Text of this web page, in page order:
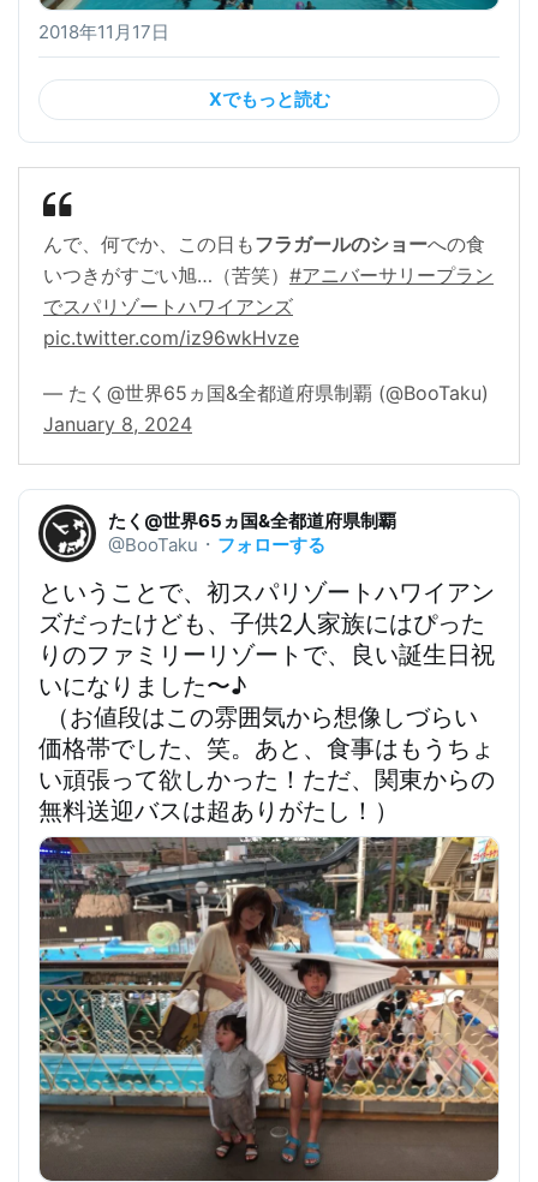
2018年11月17日
Xでもっと読む
んで、何でか、この日もフラガールのショーへの食
いつきがすごい旭…（苦笑） #アニバーサリープラン
でスパリゾートハワイアンズ
pic.twitter.com/iz96wkHvze
— たく@世界65ヵ国&全都道府県制覇 (@BooTaku)
January 8, 2024
たく@世界65ヵ国&全都道府県制覇
@BooTaku ・ フォローする
ということで、 初スパリゾートハワイアン
ズだったけども、子供2人家族にはぴった
りのファミリーリゾートで、良い誕生日祝
いになりました〜♪
（ お値段はこの雰囲気から想像しづらい
価格帯でした、笑。あと、食事はもうちょ
い頑張って欲しかった！ただ、 関東からの
無料送迎バスは超ありがたし！ ）